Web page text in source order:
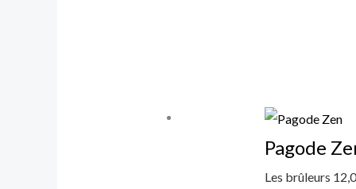
Pagode
Les brûleurs